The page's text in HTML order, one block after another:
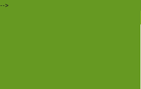
-->